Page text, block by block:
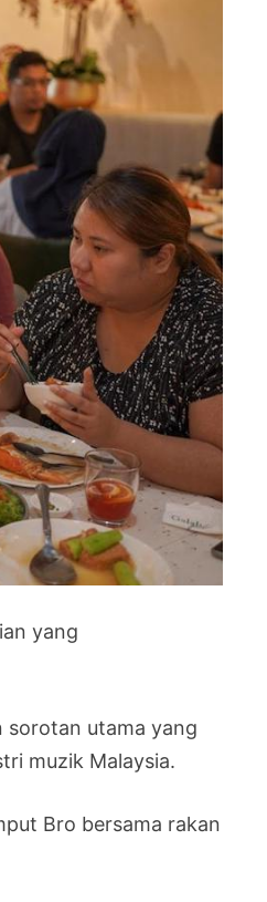
yang
sorotan utama yang
muzik Malaysia.
Bro bersama rakan